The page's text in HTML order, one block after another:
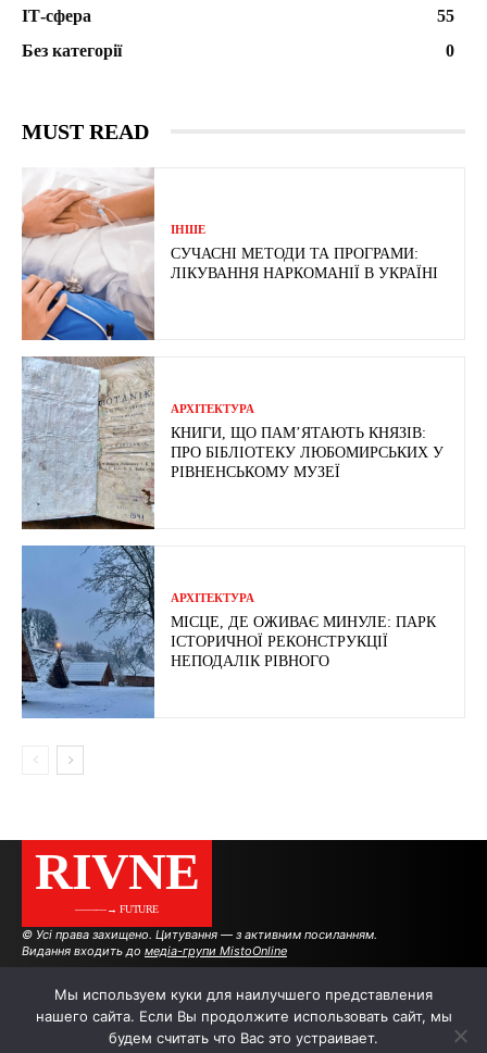
ІТ-сфера
55
Без категорії
0
MUST READ
ІНШЕ
СУЧАСНІ МЕТОДИ ТА ПРОГРАМИ:
ЛІКУВАННЯ НАРКОМАНІЇ В УКРАЇНІ
АРХІТЕКТУРА
КНИГИ, ЩО ПАМ’ЯТАЮТЬ КНЯЗІВ:
ПРО БІБЛІОТЕКУ ЛЮБОМИРСЬКИХ У
РІВНЕНСЬКОМУ МУЗЕЇ
АРХІТЕКТУРА
МІСЦЕ, ДЕ ОЖИВАЄ МИНУЛЕ: ПАРК
ІСТОРИЧНОЇ РЕКОНСТРУКЦІЇ
НЕПОДАЛІК РІВНОГО
RIVNE
———→ FUTURE
© Усі права захищено. Цитування — з активним посиланням.
Видання входить до медіа-групи MistoOnline
АВТОРИ РЕКЛАМА НА САЙТІ
Мы используем куки для наилучшего представления
нашего сайта. Если Вы продолжите использовать сайт, мы
будем считать что Вас это устраивает.